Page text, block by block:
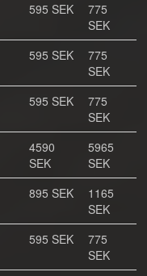
595 SEK
775
SEK
595 SEK
775
SEK
595 SEK
775
SEK
4590
SEK
5965
SEK
895 SEK
1165
SEK
595 SEK
775
SEK